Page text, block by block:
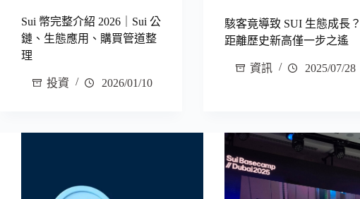
Sui 幣完整介紹 2026｜Sui 公
鏈、生態應用、購買管道整
理
投資 2026/01/10
駭客竟導致 SUI 生態成長？
距離歷史新高僅一步之遙
資訊 2025/07/28